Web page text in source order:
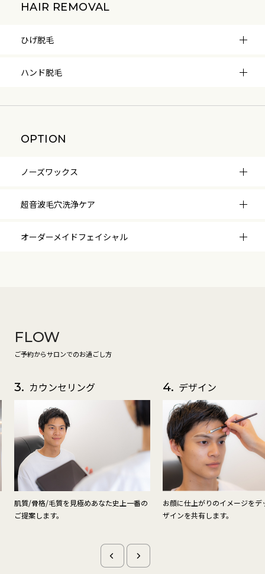
HAIR REMOVAL
ひげ脱毛
ハンド脱毛
OPTION
ノーズワックス
超音波毛穴洗浄ケア
オーダーメイドフェイシャル
FLOW
ご予約からサロンでのお過ごし方
4. デザイン
お顔に仕上がりのイメージをデッサンしデ
ザインを共有します。
5. 保湿
ワックス脱毛前にお肌の状態を